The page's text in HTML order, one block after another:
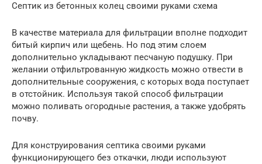
Септик из бетонных колец своими руками схема
В качестве материала для фильтрации вполне подходит
битый кирпич или щебень. Но под этим слоем
дополнительно укладывают песчаную подушку. При
желании отфильтрованную жидкость можно отвести в
дополнительные сооружения, с которых вода поступает
в отстойник. Используя такой способ фильтрации
можно поливать огородные растения, а также удобрять
почву.
Для конструирования септика своими руками
функционирующего без откачки, люди используют